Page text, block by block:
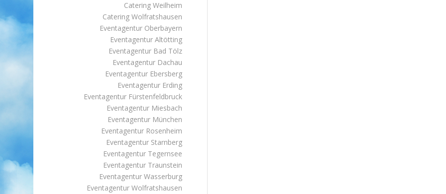
Catering Weilheim
Catering Wolfratshausen
Eventagentur Oberbayern
Eventagentur Altötting
Eventagentur Bad Tölz
Eventagentur Dachau
Eventagentur Ebersberg
Eventagentur Erding
Eventagentur Fürstenfeldbruck
Eventagentur Miesbach
Eventagentur München
Eventagentur Rosenheim
Eventagentur Starnberg
Eventagentur Tegernsee
Eventagentur Traunstein
Eventagentur Wasserburg
Eventagentur Wolfratshausen